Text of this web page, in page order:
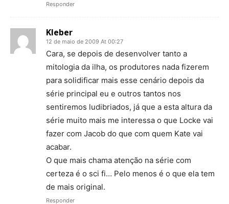
Responder
Kleber
12 de maio de 2009 At 00:27
Cara, se depois de desenvolver tanto a
mitologia da ilha, os produtores nada fizerem
para solidificar mais esse cenário depois da
série principal eu e outros tantos nos
sentiremos ludibriados, já que a esta altura da
série muito mais me interessa o que Locke vai
fazer com Jacob do que com quem Kate vai
acabar.
O que mais chama atenção na série com
certeza é o sci fi… Pelo menos é o que ela tem
de mais original.
Responder